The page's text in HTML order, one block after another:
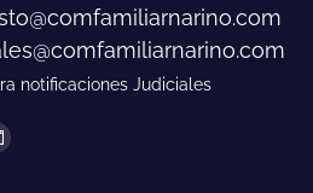
notificaciones Judiciales